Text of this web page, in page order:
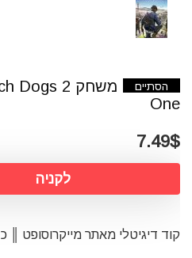
הסתיים
One
7.49$
לקניה
קוד דיגיטלי מאתר מייקרוסופט ║ כ 28 ₪ בלבד